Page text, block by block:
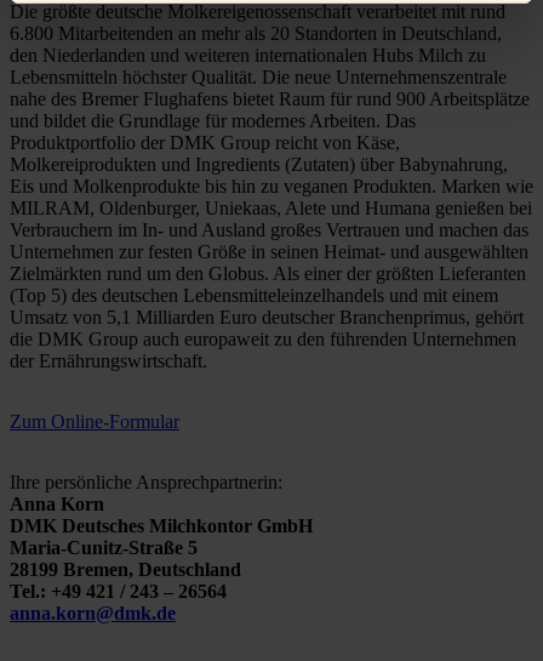
Die größte deutsche Molkereigenossenschaft verarbeitet mit rund
6.800 Mitarbeitenden an mehr als 20 Standorten in Deutschland,
den Niederlanden und weiteren internationalen Hubs Milch zu
Lebensmitteln höchster Qualität. Die neue Unternehmenszentrale
nahe des Bremer Flughafens bietet Raum für rund 900 Arbeitsplätze
und bildet die Grundlage für modernes Arbeiten. Das
Produktportfolio der DMK Group reicht von Käse,
Molkereiprodukten und Ingredients (Zutaten) über Babynahrung,
Eis und Molkenprodukte bis hin zu veganen Produkten. Marken wie
MILRAM, Oldenburger, Uniekaas, Alete und Humana genießen bei
Verbrauchern im In- und Ausland großes Vertrauen und machen das
Unternehmen zur festen Größe in seinen Heimat- und ausgewählten
Zielmärkten rund um den Globus. Als einer der größten Lieferanten
(Top 5) des deutschen Lebensmitteleinzelhandels und mit einem
Umsatz von 5,1 Milliarden Euro deutscher Branchenprimus, gehört
die DMK Group auch europaweit zu den führenden Unternehmen
der Ernährungswirtschaft.
Zum Online-Formular
Ihre persönliche Ansprechpartnerin:
Anna Korn
DMK Deutsches Milchkontor GmbH
Maria-Cunitz-Straße 5
28199 Bremen, Deutschland
Tel.: +49 421 / 243 – 26564
anna.korn@dmk.de